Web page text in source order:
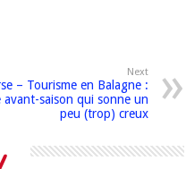
Next
– Tourisme en Balagne :
avant-saison qui sonne un
peu (trop) creux